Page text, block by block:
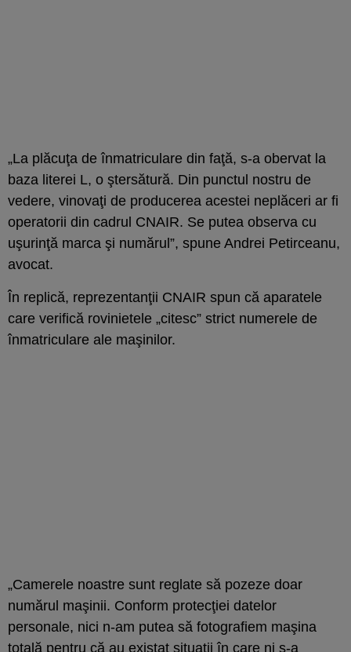
„La plăcuţa de înmatriculare din faţă, s-a obervat la
baza literei L, o ştersătură. Din punctul nostru de
vedere, vinovaţi de producerea acestei neplăceri ar fi
operatorii din cadrul CNAIR. Se putea observa cu
uşurinţă marca şi numărul”, spune Andrei Petirceanu,
avocat.
În replică, reprezentanţii CNAIR spun că aparatele
care verifică rovinietele „citesc” strict numerele de
înmatriculare ale maşinilor.
„Camerele noastre sunt reglate să pozeze doar
numărul maşinii. Conform protecţiei datelor
personale, nici n-am putea să fotografiem maşina
totală pentru că au existat situaţii în care ni s-a